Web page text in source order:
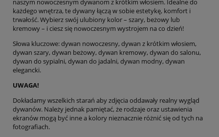
naszym nowoczesnym dywanom z krótkim włosiem. Idealne do
każdego wnętrza, te dywany łączą w sobie estetykę, komfort i
trwałość. Wybierz swój ulubiony kolor – szary, beżowy lub
kremowy – i ciesz się nowoczesnym wystrojem na co dzień!
Słowa kluczowe: dywan nowoczesny, dywan z krótkim włosiem,
dywan szary, dywan beżowy, dywan kremowy, dywan do salonu,
dywan do sypialni, dywan do jadalni, dywan modny, dywan
elegancki.
UWAGA!
Dokładamy wszelkich starań aby zdjęcia oddawały realny wygląd
dywanów. Należy jednak pamiętać, że rodzaje oraz ustawienia
ekranów mogą być inne a kolory nieznacznie różnić się od tych na
fotografiach.